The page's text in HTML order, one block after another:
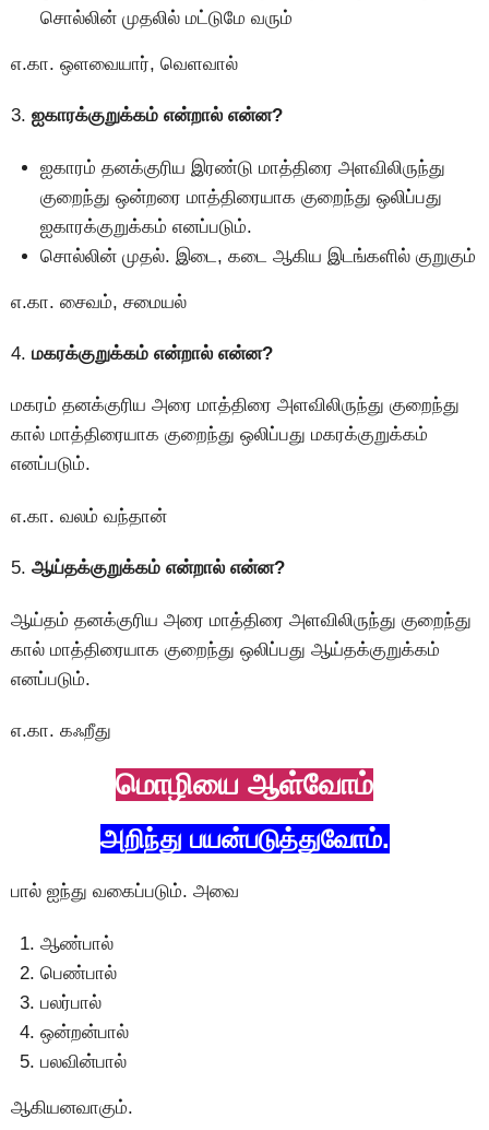
சொல்லின் முதலில் மட்டுமே வரும்
எ.கா. ஒளவையார், வெளவால்
3. ஐகாரக்குறுக்கம் என்றால் என்ன?
ஐகாரம் தனக்குரிய இரண்டு மாத்திரை அளவிலிருந்து
குறைந்து ஒன்றரை மாத்திரையாக குறைந்து ஒலிப்பது
ஐகாரக்குறுக்கம் எனப்படும்.
சொல்லின் முதல். இடை, கடை ஆகிய இடங்களில் குறுகும்
எ.கா. சைவம், சமையல்
4. மகரக்குறுக்கம் என்றால் என்ன?
மகரம் தனக்குரிய அரை மாத்திரை அளவிலிருந்து குறைந்து
கால் மாத்திரையாக குறைந்து ஒலிப்பது மகரக்குறுக்கம்
எனப்படும்.
எ.கா. வலம் வந்தான்
5. ஆய்தக்குறுக்கம் என்றால் என்ன?
ஆய்தம் தனக்குரிய அரை மாத்திரை அளவிலிருந்து குறைந்து
கால் மாத்திரையாக குறைந்து ஒலிப்பது ஆய்தக்குறுக்கம்
எனப்படும்.
எ.கா. கஃறீது
மொழியை ஆள்வோம்
அறிந்து பயன்படுத்துவோம்.
பால் ஐந்து வகைப்படும். அவை
ஆண்பால்
பெண்பால்
பலர்பால்
ஒன்றன்பால்
பலவின்பால்
ஆகியனவாகும்.